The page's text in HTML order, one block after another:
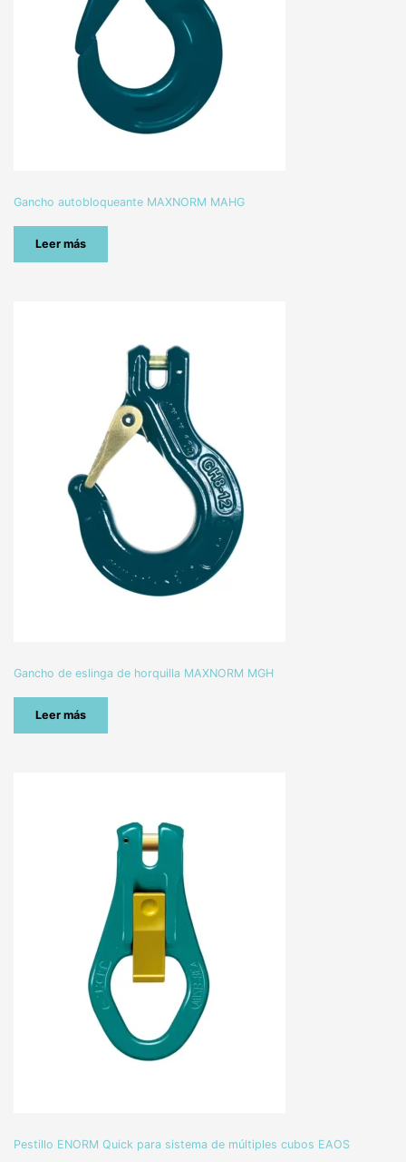
Gancho autobloqueante MAXNORM MAHG
Leer más
Gancho de eslinga de horquilla MAXNORM MGH
Leer más
Pestillo ENORM Quick para sistema de múltiples cubos EAOS